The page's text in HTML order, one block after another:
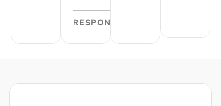
RESPONDER